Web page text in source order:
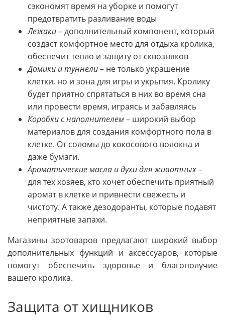
сэкономят время на уборке и помогут
предотвратить разливание воды
Лежаки– дополнительный компонент, который
создаст комфортное место для отдыха кролика,
обеспечит тепло и защиту от сквозняков
Домики и туннели– не только украшение
клетки, но и зона для игры и укрытия. Кролику
будет приятно спрятаться в них во время сна
или провести время, играясь и забавляясь
Коробки с наполнителем– широкий выбор
материалов для создания комфортного пола в
клетке. От соломы до кокосового волокна и
даже бумаги.
Ароматические масла и духи для животных–
для тех хозяев, кто хочет обеспечить приятный
аромат в клетке и привнести свежесть и
чистоту. А также дезодоранты, которые подавят
неприятные запахи.
Магазины зоотоваров предлагают широкий выбор
дополнительных функций и аксессуаров, которые
помогут обеспечить здоровье и благополучие
вашего кролика.
Защита от хищников